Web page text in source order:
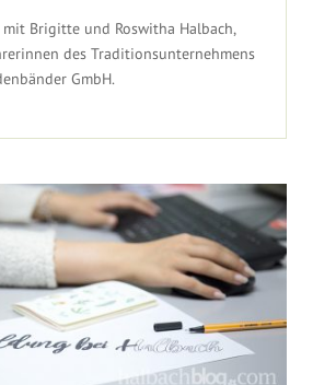
mit Brigitte und Roswitha Halbach,
des Traditionsunternehmens
GmbH.